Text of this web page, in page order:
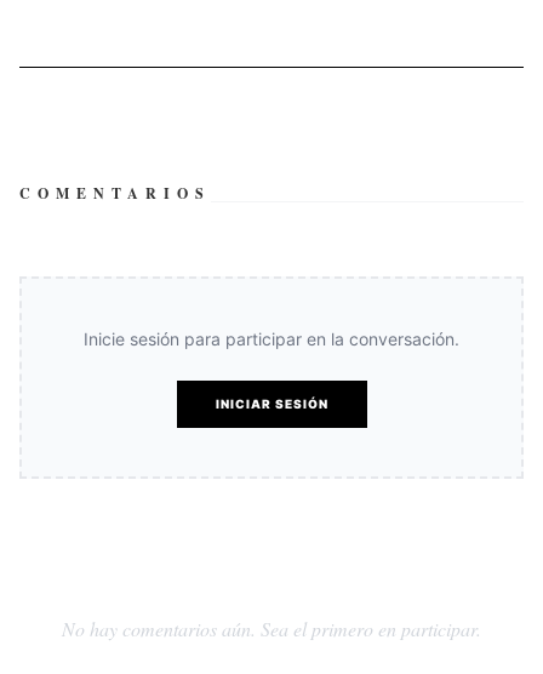
COMENTARIOS
Inicie sesión para participar en la conversación.
INICIAR SESIÓN
No hay comentarios aún. Sea el primero en participar.